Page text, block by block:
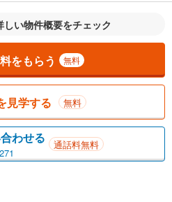
い物件概要をチェック
をもらう 無料
見学する 無料
わせる 通話料無料